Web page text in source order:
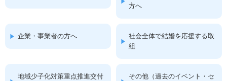
方へ
企業・事業者の方へ
社会全体で結婚を応援する取
組
地域少子化対策重点推進交付
その他（過去のイベント・セ